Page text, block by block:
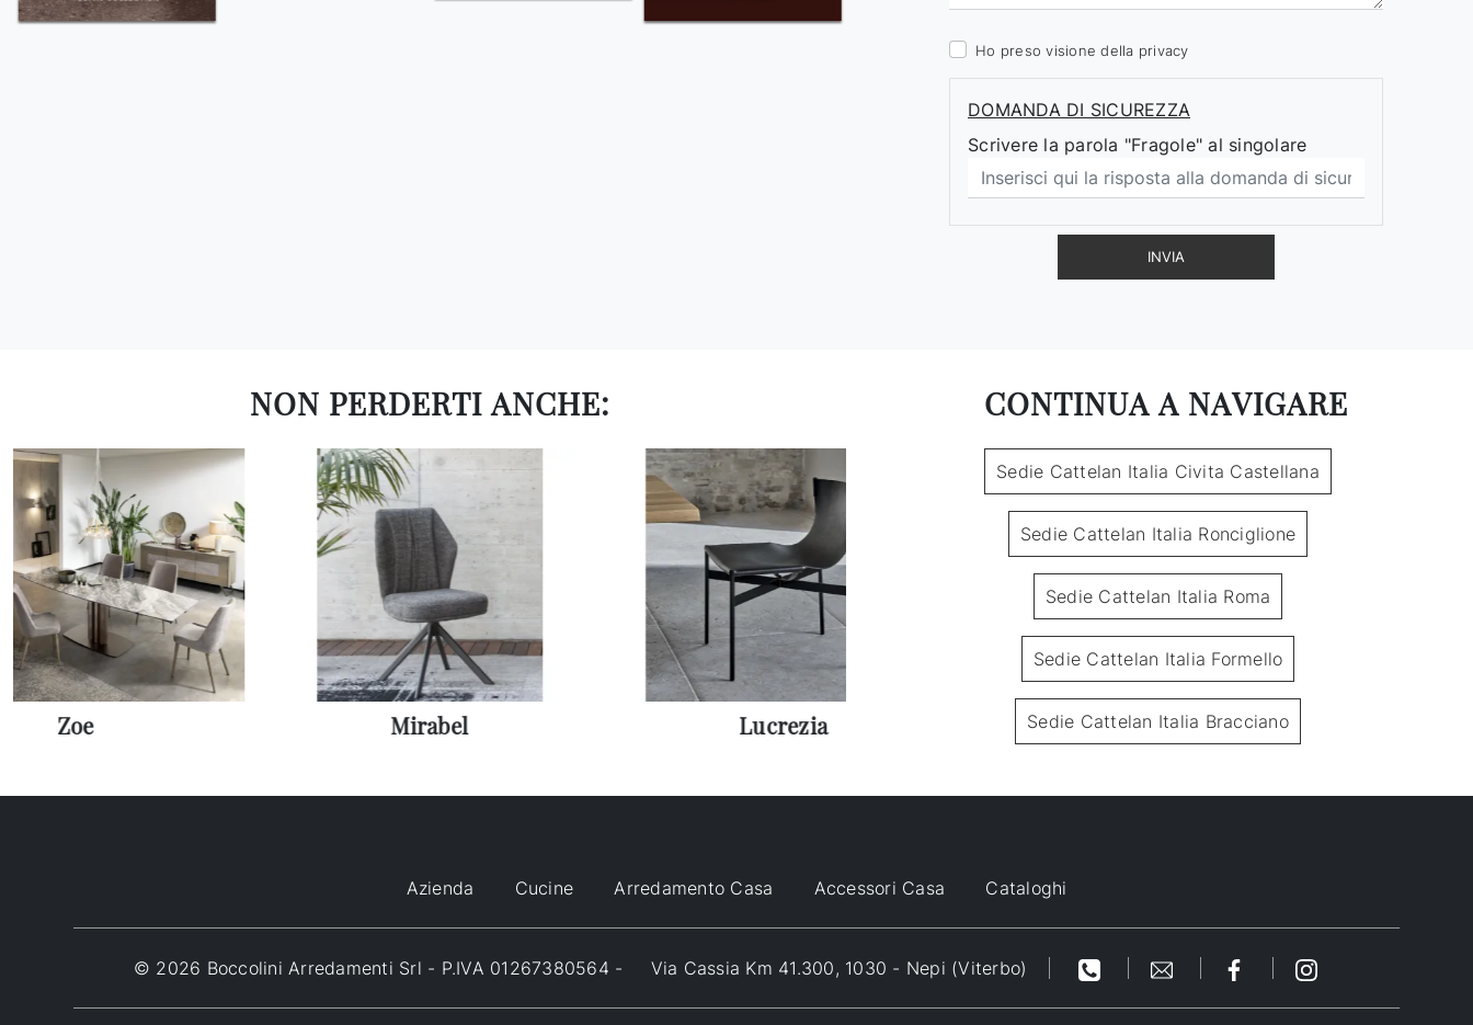
Ho preso visione della privacy
DOMANDA DI SICUREZZA
Scrivere la parola "Fragole" al singolare
INVIA
NON PERDERTI ANCHE:
Zoe Mirabel Lucrezia Flair
CONTINUA A NAVIGARE
Sedie Cattelan Italia Civita Castellana
Sedie Cattelan Italia Ronciglione
Sedie Cattelan Italia Roma
Sedie Cattelan Italia Formello
Sedie Cattelan Italia Bracciano
Azienda Cucine Arredamento Casa Accessori Casa Cataloghi
© 2026 Boccolini Arredamenti Srl - P.IVA 01267380564 - Via Cassia Km 41.300, 1030 - Nepi (Viterbo)